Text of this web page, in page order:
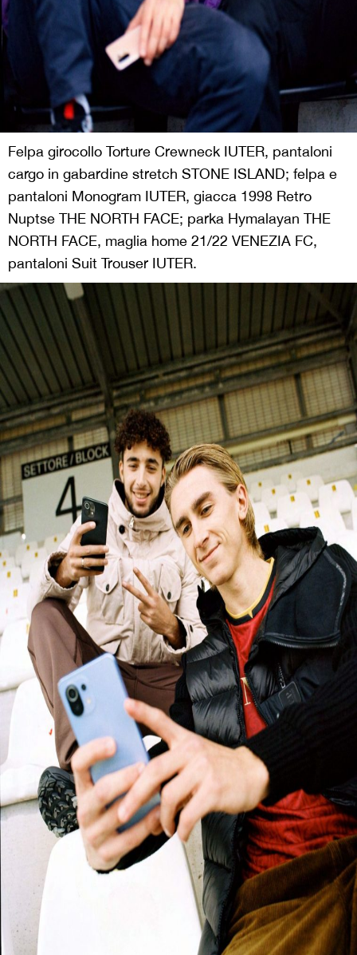
Felpa girocollo Torture Crewneck IUTER, pantaloni
cargo in gabardine stretch STONE ISLAND; felpa e
pantaloni Monogram IUTER, giacca 1998 Retro
Nuptse THE NORTH FACE; parka Hymalayan THE
NORTH FACE, maglia home 21/22 VENEZIA FC,
pantaloni Suit Trouser IUTER.